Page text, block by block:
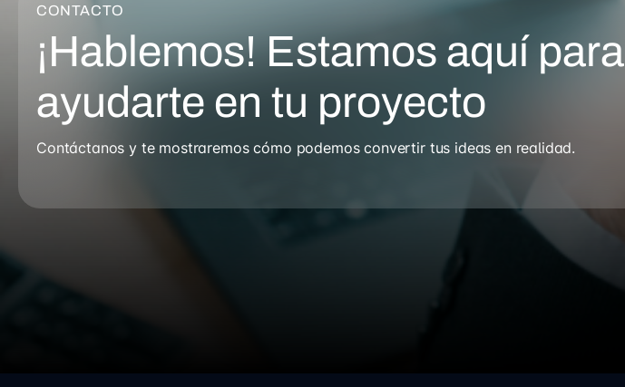
CONTACTO
¡Hablemos! Estamos aquí para
ayudarte en tu proyecto
Contáctanos y te mostraremos cómo podemos convertir tus ideas en realidad.